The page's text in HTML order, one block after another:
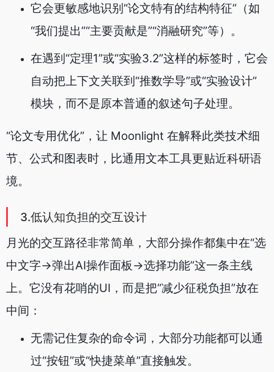
它会更敏感地识别“论文特有的结构特征”（如
“我们提出”“主要贡献是”“消融研究”等）。
在遇到“定理1”或“实验3.2”这样的标签时，它会
自动把上下文关联到“推数学导”或“实验设计”
模块，而不是原本普通的叙述句子处理。
“论文专用优化”，让 Moonlight 在解释此类技术细
节、公式和图表时，比通用文本工具更贴近科研语
境。
3.低认知负担的交互设计
月光的交互路径非常简单，大部分操作都集中在“选
中文字→弹出AI操作面板→选择功能”这一条主线
上。它没有花哨的UI，而是把“减少征税负担”放在
中间：
无需记住复杂的命令词，大部分功能都可以通
过“按钮”或“快捷菜单”直接触发。